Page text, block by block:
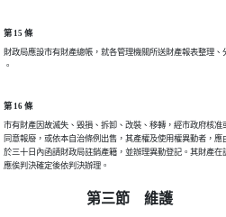
第 15 條
財政局應設市有財產總帳，就各管理機關所送財產報表整理、
。
第 16 條
市有財產因故滅失、毀損、拆卸、改裝、移轉，經市政府核准
同意報廢，或依本自治條例出售，其產權及使用權異動者，應
於三十日內函請財政局註銷產籍，並辦理異動登記。其財產在
應俟判決確定後依判決辦理。
第三節 維護